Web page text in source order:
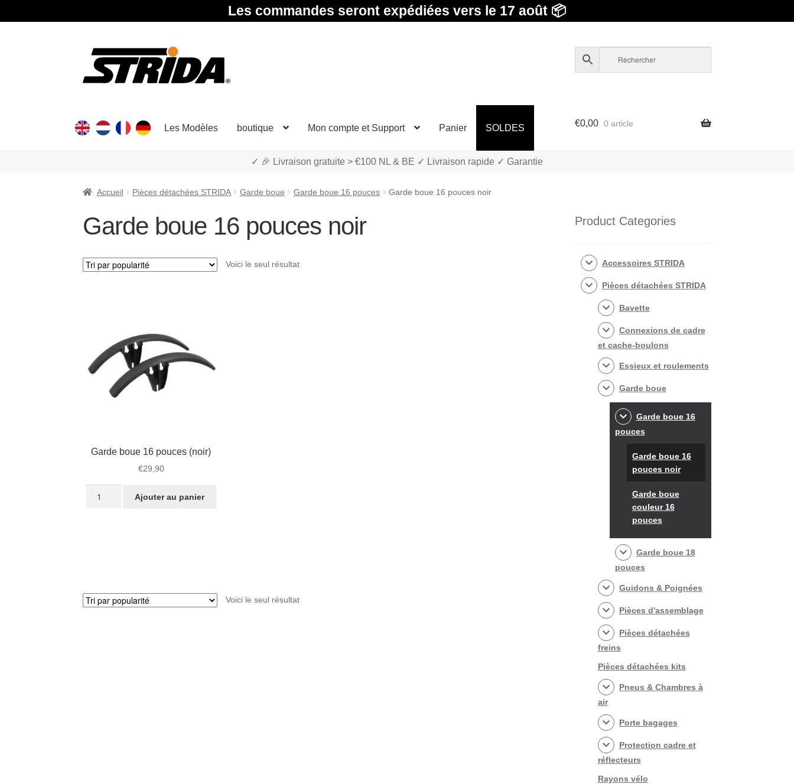
Les commandes seront expédiées vers le 17 août 📦
Aller
la
Aller
contenu
Les Modèles boutique Mon compte et Support Panier SOLDES €0,00 0 article
✓ 🎉 Livraison gratuite > €100 NL & BE ✓ Livraison rapide ✓ Garantie
Accueil Pièces détachées STRIDA Garde boue Garde boue 16 pouces Garde boue 16 pouces noir
Garde boue 16 pouces noir
Voici le seul résultat
Garde boue 16 pouces (noir)
€29,90
Ajouter au panier
Voici le seul résultat
Product Categories
Accessoires STRIDA
Pièces détachées STRIDA
Bavette
Connexions de cadre
et cache-boulons
Essieux et roulements
Garde boue
Garde boue 16
pouces
Garde boue 16
pouces noir
Garde boue
couleur 16
pouces
Garde boue 18
pouces
Guidons & Poignées
Pièces d'assemblage
Pièces détachées
freins
Pièces détachées kits
Pneus & Chambres à
air
Porte bagages
Protection cadre et
réflecteurs
Rayons vélo